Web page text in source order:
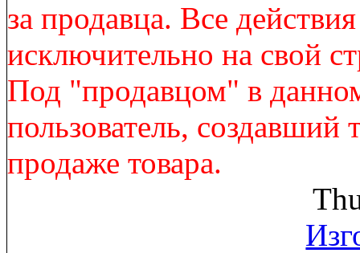
за продавца. Все
исключительно на свой
Под "продавцом" в
пользователь,
продаже товара.